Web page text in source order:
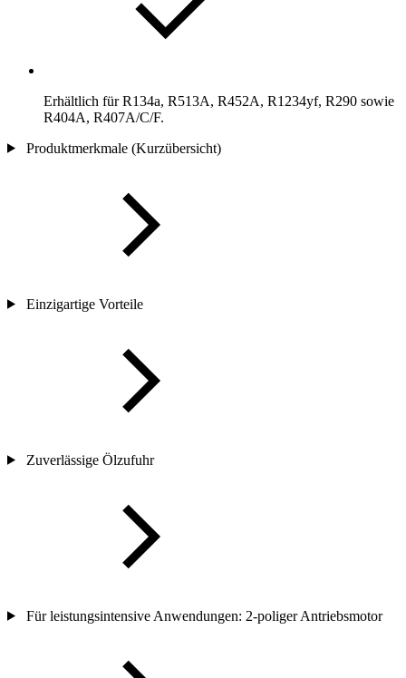
Erhältlich für R134a, R513A, R452A, R1234yf, R290 sowie
R404A, R407A/C/F.
Produktmerkmale (Kurzübersicht)
Einzigartige Vorteile
Zuverlässige Ölzufuhr
Für leistungsintensive Anwendungen: 2-poliger Antriebsmotor